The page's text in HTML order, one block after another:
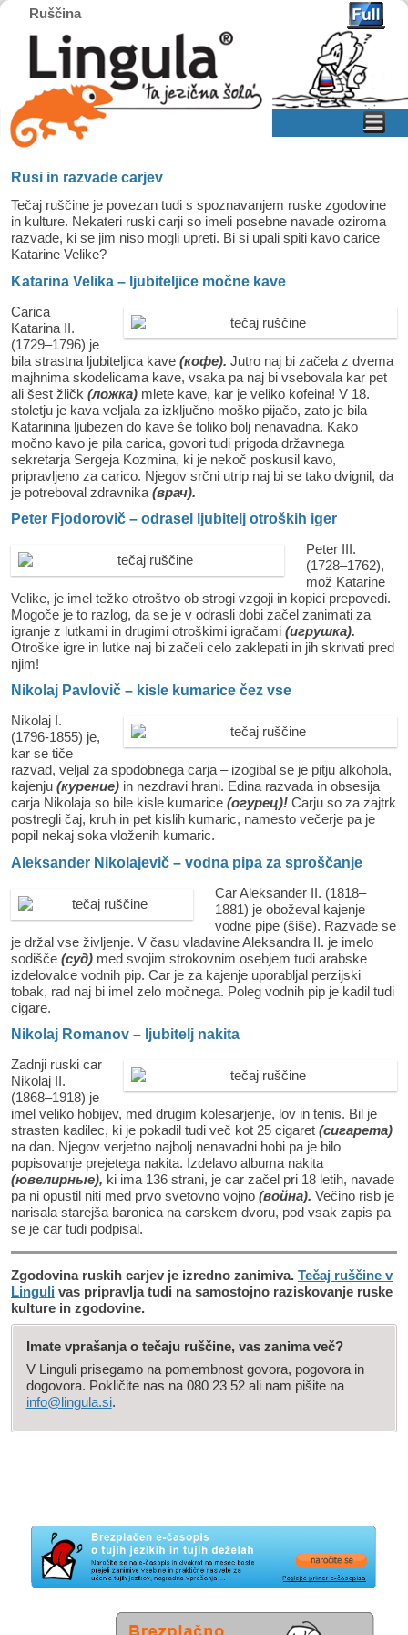
Ruščina
Home
Skip to primary content
Skip to secondary content
Rusi in razvade carjev
Tečaj ruščine je povezan tudi s spoznavanjem ruske zgodovine
in kulture. Nekateri ruski carji so imeli posebne navade oziroma
razvade, ki se jim niso mogli upreti. Bi si upali spiti kavo carice
Katarine Velike?
Katarina Velika – ljubiteljice močne kave
Carica
Katarina II.
(1729–1796) je
bila strastna ljubiteljica kave (кофе). Jutro naj bi začela z dvema
majhnima skodelicama kave, vsaka pa naj bi vsebovala kar pet
ali šest žličk (ложка) mlete kave, kar je veliko kofeina! V 18.
stoletju je kava veljala za izključno moško pijačo, zato je bila
Katarinina ljubezen do kave še toliko bolj nenavadna. Kako
močno kavo je pila carica, govori tudi prigoda državnega
sekretarja Sergeja Kozmina, ki je nekoč poskusil kavo,
pripravljeno za carico. Njegov srčni utrip naj bi se tako dvignil, da
je potreboval zdravnika (врач).
Peter Fjodorovič – odrasel ljubitelj otroških iger
Peter III.
(1728–1762),
mož Katarine
Velike, je imel težko otroštvo ob strogi vzgoji in kopici prepovedi.
Mogoče je to razlog, da se je v odrasli dobi začel zanimati za
igranje z lutkami in drugimi otroškimi igračami (игрушка).
Otroške igre in lutke naj bi začeli celo zaklepati in jih skrivati pred
njim!
Nikolaj Pavlovič – kisle kumarice čez vse
Nikolaj I.
(1796-1855) je,
kar se tiče
razvad, veljal za spodobnega carja – izogibal se je pitju alkohola,
kajenju (курение) in nezdravi hrani. Edina razvada in obsesija
carja Nikolaja so bile kisle kumarice (огурец)! Carju so za zajtrk
postregli čaj, kruh in pet kislih kumaric, namesto večerje pa je
popil nekaj soka vloženih kumaric.
Aleksander Nikolajevič – vodna pipa za sproščanje
Car Aleksander II. (1818–
1881) je oboževal kajenje
vodne pipe (šiše). Razvade se
je držal vse življenje. V času vladavine Aleksandra II. je imelo
sodišče (суд) med svojim strokovnim osebjem tudi arabske
izdelovalce vodnih pip. Car je za kajenje uporabljal perzijski
tobak, rad naj bi imel zelo močnega. Poleg vodnih pip je kadil tudi
cigare.
Nikolaj Romanov – ljubitelj nakita
Zadnji ruski car
Nikolaj II.
(1868–1918) je
imel veliko hobijev, med drugim kolesarjenje, lov in tenis. Bil je
strasten kadilec, ki je pokadil tudi več kot 25 cigaret (сигарета)
na dan. Njegov verjetno najbolj nenavadni hobi pa je bilo
popisovanje prejetega nakita. Izdelavo albuma nakita
(ювелирные), ki ima 136 strani, je car začel pri 18 letih, navade
pa ni opustil niti med prvo svetovno vojno (война). Večino risb je
narisala starejša baronica na carskem dvoru, pod vsak zapis pa
se je car tudi podpisal.
Zgodovina ruskih carjev je izredno zanimiva. Tečaj ruščine v
Linguli vas pripravlja tudi na samostojno raziskovanje ruske
kulture in zgodovine.
Imate vprašanja o tečaju ruščine, vas zanima več?
V Linguli prisegamo na pomembnost govora, pogovora in
dogovora. Pokličite nas na 080 23 52 ali nam pišite na
info@lingula.si.